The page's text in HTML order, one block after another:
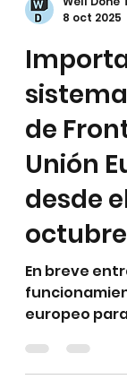
Well Done
8 oct 2025
de
Unión
desde el
europeo